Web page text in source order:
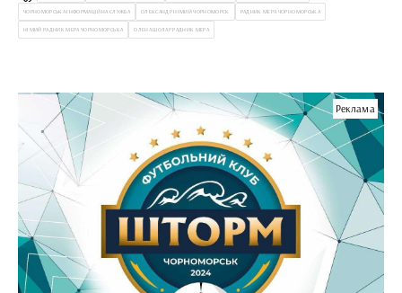
ЧОРНОМОРСЬКА ІНФОРМАЦІЙНА СЛУЖБА ОЛЕКСАНДР НІМИЙ ЧОРНОМОРСК РАДНИК МЕРА ЧОРНОМОРСЬКА
НІМИЙ РАДНИК МЕРА ЧОРНОМОРСЬКА ОЛЕНА ШОЛАР РАДНИК МЕРА
Реклама